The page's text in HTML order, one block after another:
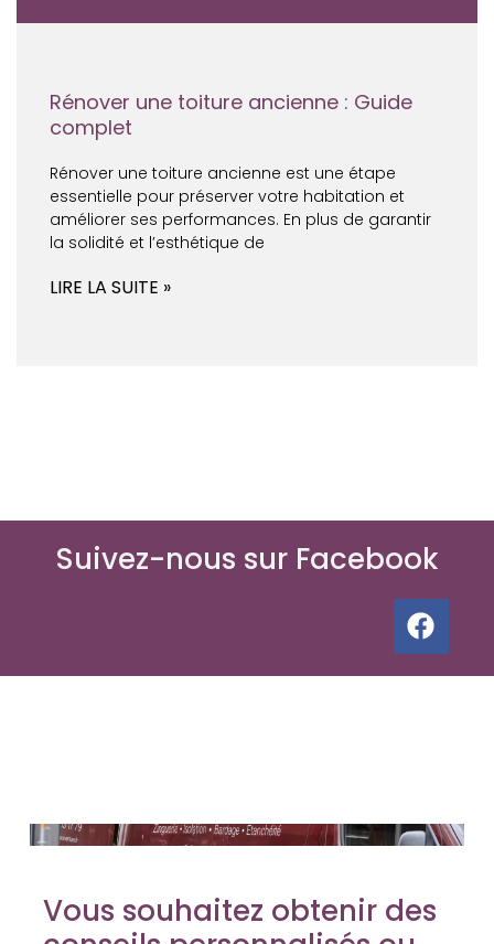
Rénover une toiture ancienne : Guide
complet
Rénover une toiture ancienne est une étape
essentielle pour préserver votre habitation et
améliorer ses performances. En plus de garantir
la solidité et l’esthétique de
LIRE LA SUITE »
Suivez-nous sur Facebook
Vous souhaitez obtenir des